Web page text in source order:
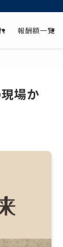
報酬額一覧
場か